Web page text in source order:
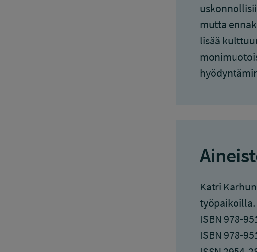
mutta
lisää
Katri
työpaikoilla.
ISBN 978-
ISBN 978-